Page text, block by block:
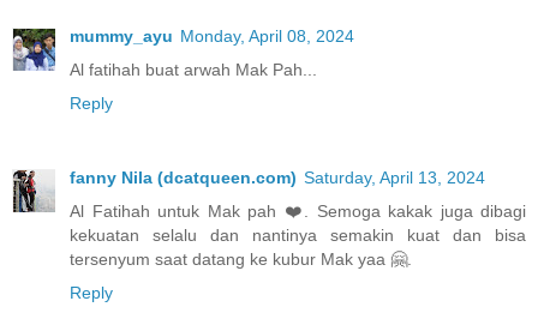
mummy_ayu Monday, April 08, 2024
Al fatihah buat arwah Mak Pah...
Reply
fanny Nila (dcatqueen.com) Saturday, April 13, 2024
Al Fatihah untuk Mak pah ❤️. Semoga kakak juga dibagi
kekuatan selalu dan nantinya semakin kuat dan bisa
tersenyum saat datang ke kubur Mak yaa 🤗.
Reply